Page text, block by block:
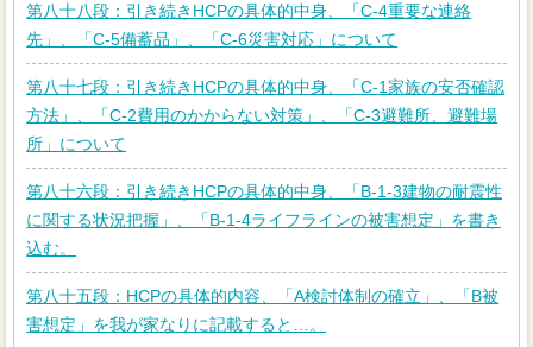
第八十八段：引き続きHCPの具体的中身、「C-4重要な連絡
先」、「C-5備蓄品」、「C-6災害対応」について
第八十七段：引き続きHCPの具体的中身、「C-1家族の安否確認
方法」、「C-2費用のかからない対策」、「C-3避難所、避難場
所」について
第八十六段：引き続きHCPの具体的中身、「B-1-3建物の耐震性
に関する状況把握」、「B-1-4ライフラインの被害想定」を書き
込む。
第八十五段：HCPの具体的内容、「A検討体制の確立」、「B被
害想定」を我が家なりに記載すると…。